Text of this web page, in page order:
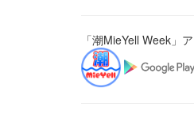
「潮MieYell Week」